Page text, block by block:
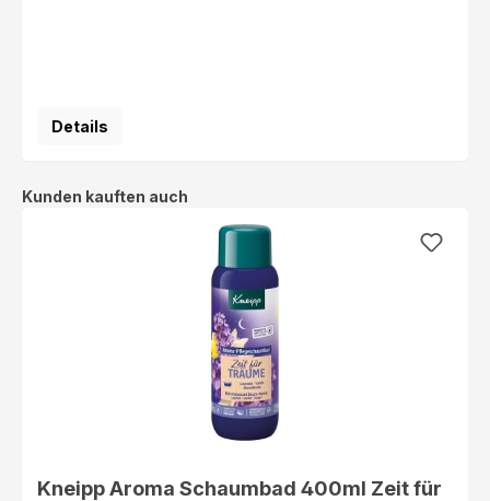
Details
Produktgalerie überspringen
Kunden kauften auch
Kneipp Aroma Schaumbad 400ml Zeit für